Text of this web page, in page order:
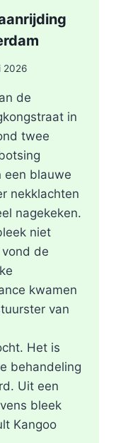
2026
de
in
twee
een blauwe
nekklachten
nagekeken.
niet
de
kwamen
van
Het is
behandeling
Uit een
bleek
Kangoo